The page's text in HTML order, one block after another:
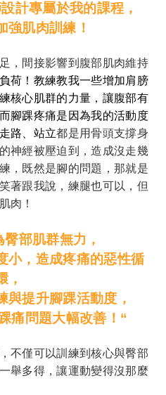
計專屬於我的課程，
強肌肉訓練！
，間接影響到腹部肌肉維持
荷！教練教我一些增加肩膀
核心肌群的力量，讓腹部有
腳踝疼痛是因為我的活動度
路、站立都是用骨頭支撐身
神經被壓迫到，造成沒走幾
，既然是腳的問題，那就是
著跟我說，練腿也可以，但
肉！
部肌群無力，
小，造成疼痛的惡性循
，
與提升腳踝活動度，
痛問題大幅改善！“
不僅可以訓練到核心與臀部
舉多得，讓運動變得沒那麼